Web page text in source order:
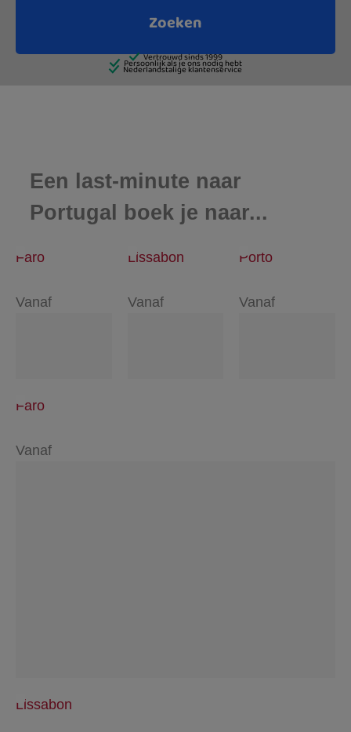
Een last-minute naar
Portugal boek je naar...
Faro
Vanaf
Lissabon
Vanaf
Porto
Vanaf
Faro
Vanaf
Lissabon